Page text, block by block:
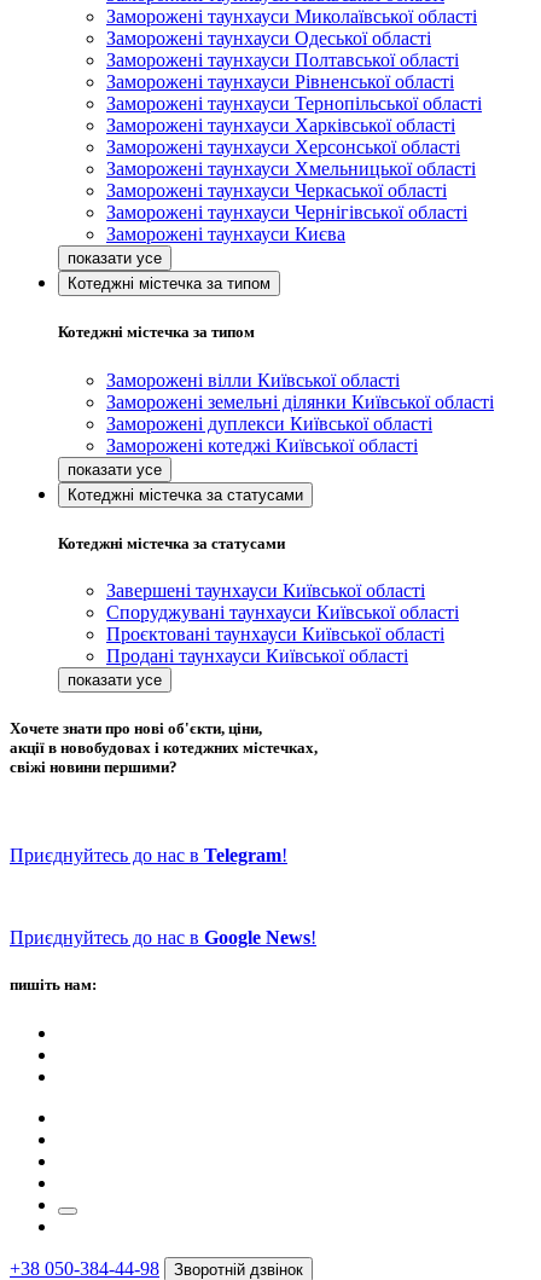
Заморожені таунхауси Миколаївської області
Заморожені таунхауси Одеської області
Заморожені таунхауси Полтавської області
Заморожені таунхауси Рівненської області
Заморожені таунхауси Тернопільської області
Заморожені таунхауси Харківської області
Заморожені таунхауси Херсонської області
Заморожені таунхауси Хмельницької області
Заморожені таунхауси Черкаської області
Заморожені таунхауси Чернігівської області
Заморожені таунхауси Києва
Котеджні містечка за типом
Котеджні містечка за типом
Заморожені вілли Київської області
Заморожені земельні ділянки Київської області
Заморожені дуплекси Київської області
Заморожені котеджі Київської області
Котеджні містечка за статусами
Котеджні містечка за статусами
Завершені таунхауси Київської області
Споруджувані таунхауси Київської області
Проєктовані таунхауси Київської області
Продані таунхауси Київської області
Хочете знати про нові об'єкти, ціни,
акції в новобудовах і котеджних містечках,
свіжі новини першими?
Приєднуйтесь до нас в Telegram!
Приєднуйтесь до нас в Google News!
пишіть нам:
+38 050-384-44-98 Зворотній дзвінок